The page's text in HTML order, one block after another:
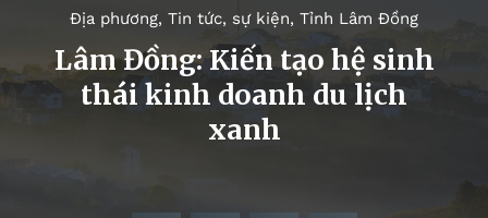
Địa phương, Tin tức, sự kiện, Tỉnh Lâm Đồng
Lâm Đồng: Kiến tạo hệ sinh
thái kinh doanh du lịch
xanh